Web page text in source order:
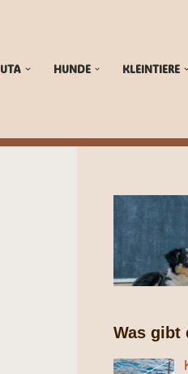
UTA HUNDE KLEINTIERE
Was gibt